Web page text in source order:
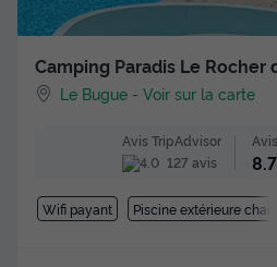
Camping Paradis Le Rocher
Le Bugue -Voir sur la carte
Avis TripAdvisor
127 avis
8.7
Wifi payant Piscine extérieure